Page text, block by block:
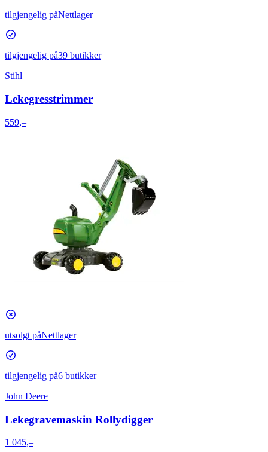
tilgjengelig påNettlager
tilgjengelig på39 butikker
Stihl
Lekegresstrimmer
559,–
utsolgt påNettlager
tilgjengelig på6 butikker
John Deere
Lekegravemaskin Rollydigger
1 045,–